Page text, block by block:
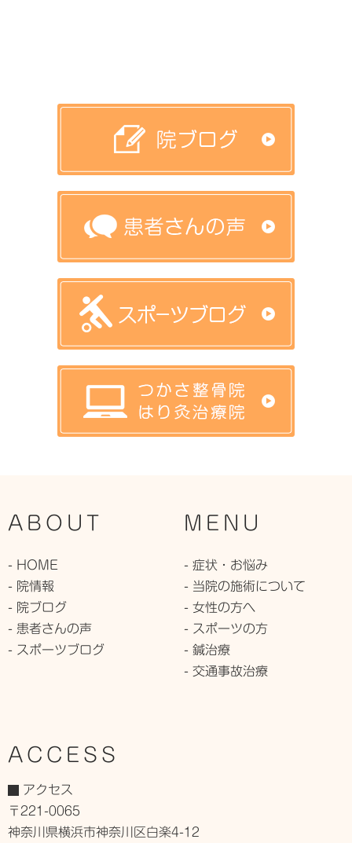
ABOUT
- HOME
- 院情報
- 院ブログ
- 患者さんの声
- スポーツブログ
MENU
- 症状・お悩み
- 当院の施術について
- 女性の方へ
- スポーツの方
- 鍼治療
- 交通事故治療
ACCESS
アクセス
〒221-0065
神奈川県横浜市神奈川区白楽4-12